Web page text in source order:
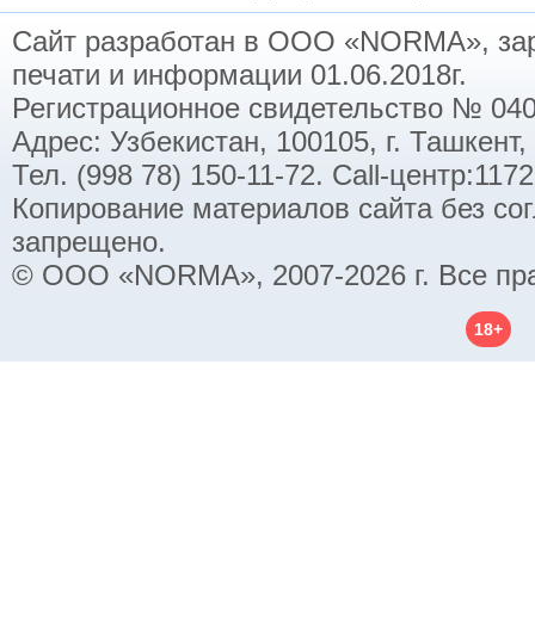
Сайт разработан в ООО «NORMA»,
печати и информации 01.06.2018г.
Регистрационное свидетельство №
Адрес: Узбекистан, 100105, г.
Тел. (998 78) 150-11-72. Call-
Копирование материалов сайта без
запрещено.
© ООО «NORMA», 2007-2026 г. Все
18+